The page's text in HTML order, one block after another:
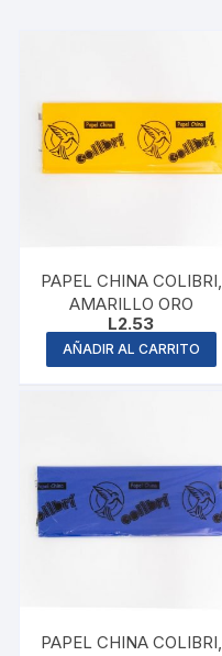
PAPEL CHINA COLIBRI,
AMARILLO ORO
L2.53
AÑADIR AL CARRITO
PAPEL CHINA COLIBRI,